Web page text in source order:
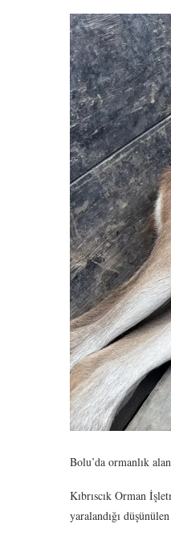
Bolu’da ormanlık
Kıbrıscık Orman
yaralandığı